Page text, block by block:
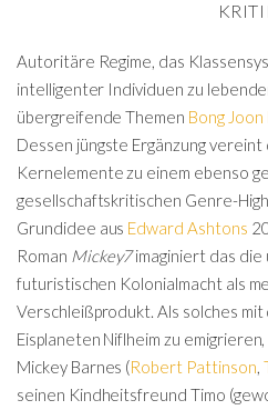
Autoritäre Regime, das
intelligenter Individuen zu
übergreifende Themen Bong Joon
Dessen jüngste Ergänzung vereint
Kernelemente zu einem ebenso
gesellschaftskritischen Genre-
Grundidee aus Edward Ashtons
Roman Mickey7imaginiert das
futuristischen Kolonialmacht als
Verschleißprodukt. Als solches
Eisplaneten Niflheim zu
Mickey Barnes (Robert Pattinson
seinen Kindheitsfreund Timo